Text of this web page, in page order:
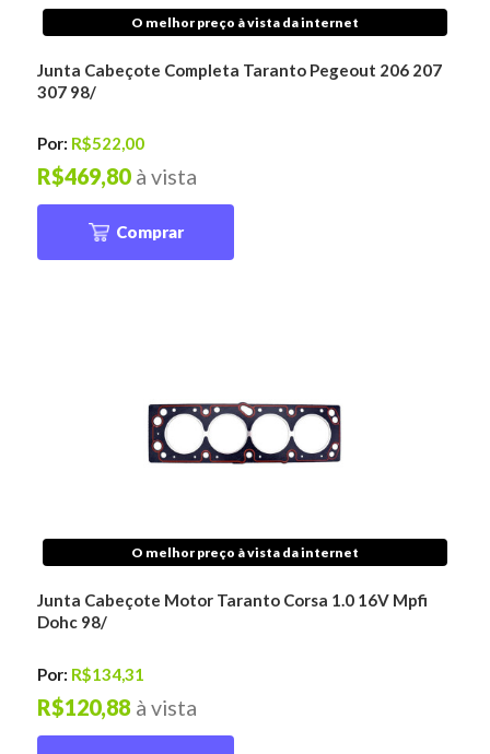
O melhor preço à vista da internet
Junta Cabeçote Completa Taranto Pegeout 206 207
307 98/
Por: R$522,00
à vista
R$469,80
Comprar
O melhor preço à vista da internet
Junta Cabeçote Motor Taranto Corsa 1.0 16V Mpfi
Dohc 98/
Por: R$134,31
à vista
R$120,88